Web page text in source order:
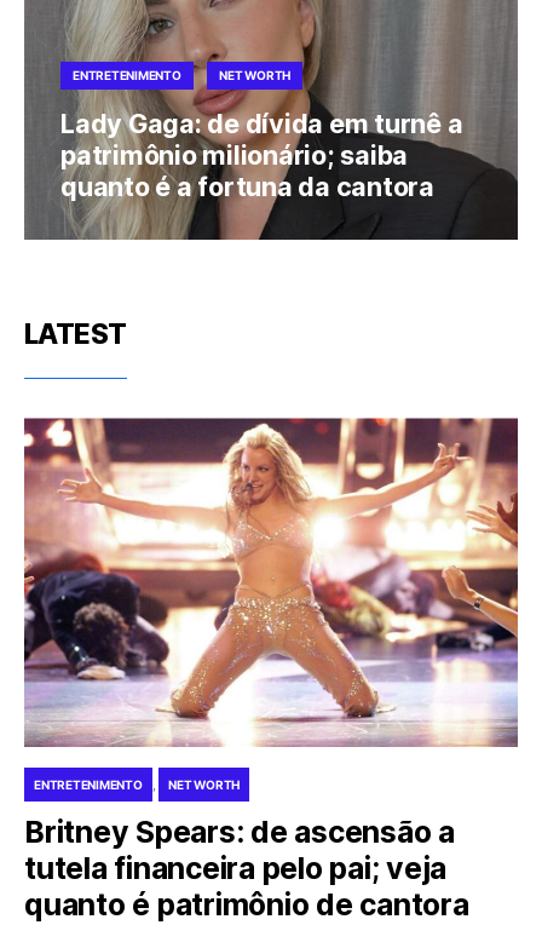
ENTRETENIMENTO NET WORTH
Lady Gaga: de dívida em turnê a
patrimônio milionário; saiba
quanto é a fortuna da cantora
LATEST
ENTRETENIMENTO NET WORTH
Britney Spears: de ascensão a
tutela financeira pelo pai; veja
quanto é patrimônio de cantora